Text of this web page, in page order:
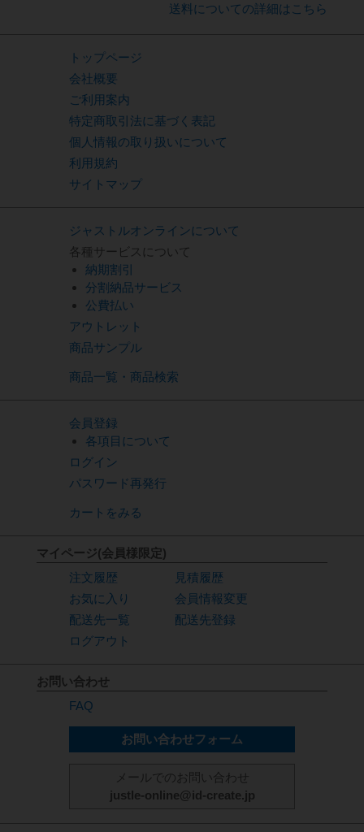
送料についての詳細はこちら
トップページ
会社概要
ご利用案内
特定商取引法に基づく表記
個人情報の取り扱いについて
利用規約
サイトマップ
ジャストルオンラインについて
各種サービスについて
納期割引
分割納品サービス
公費払い
アウトレット
商品サンプル
商品一覧・商品検索
会員登録
各項目について
ログイン
パスワード再発行
カートをみる
マイページ(会員様限定)
注文履歴
見積履歴
お気に入り
会員情報変更
配送先一覧
配送先登録
ログアウト
お問い合わせ
FAQ
お問い合わせフォーム
メールでのお問い合わせ
justle-online@id-create.jp